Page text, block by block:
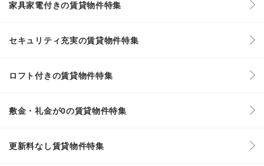
家具家電付きの賃貸物件特集
セキュリティ充実の賃貸物件特集
ロフト付きの賃貸物件特集
敷金・礼金が0の賃貸物件特集
更新料なし賃貸物件特集